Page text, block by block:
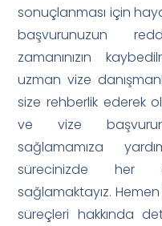
sonuçlanması için
başvurunuzun
zamanınızın
uzman vize
size rehberlik ederek
ve vize
sağlamamıza
sürecinizde her
sağlamaktayız.
süreçleri hakkında